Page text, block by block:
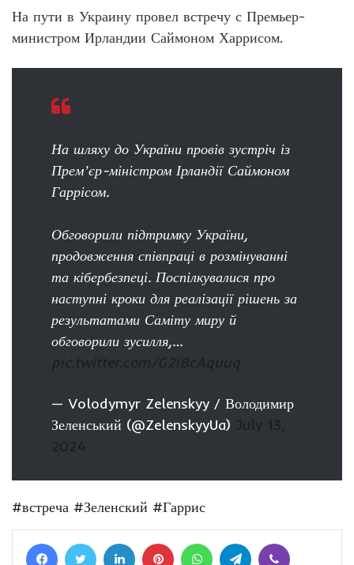
На пути в Украину провел встречу с Премьер-
министром Ирландии Саймоном Харрисом.
На шляху до України провів зустріч із
Премʼєр-міністром Ірландії Саймоном
Гаррісом.
Обговорили підтримку України,
продовження співпраці в розмінуванні
та кібербезпеці. Поспілкувалися про
наступні кроки для реалізації рішень за
результатами Саміту миру й
обговорили зусилля,…
pic.twitter.com/G2i8cAquuq
— Volodymyr Zelenskyy / Володимир
Зеленський (@ZelenskyyUa) July 13,
2024
#встреча #Зеленский #Гаррис
FacebookTwitter LinkedIn Pinterest WhatsAppTelegram